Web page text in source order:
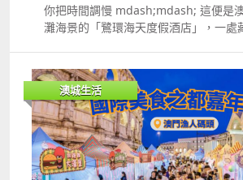
你把時間調慢 mdash;mdash; 這便是
灘海景的「鷺環海天度假酒店」，一處
卷，腳下細軟的黑色沙粒是大自然的獨
林，青草與泥土的芬芳纏繞鼻尖，海浪
組成天然白噪音。在這裡，度假從不是
務」，而是讓身心自然而然地沉入自然
寧靜共振。更妙的是，它與繁華保持著
mdash;mdash; 距離熱鬧的路氹金光
澳城生活